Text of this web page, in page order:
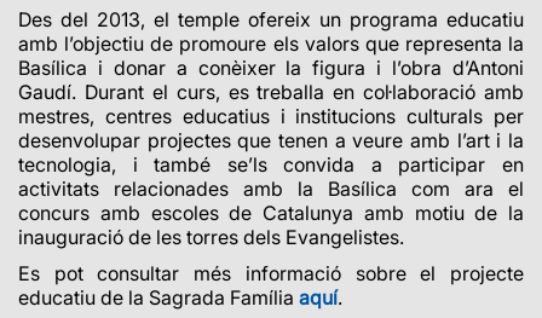
Des del 2013, el temple ofereix un programa educatiu
amb l’objectiu de promoure els valors que representa la
Basílica i donar a conèixer la figura i l’obra d’Antoni
Gaudí. Durant el curs, es treballa en col·laboració amb
mestres, centres educatius i institucions culturals per
desenvolupar projectes que tenen a veure amb l’art i la
tecnologia, i també se’ls convida a participar en
activitats relacionades amb la Basílica com ara el
concurs amb escoles de Catalunya amb motiu de la
inauguració de les torres dels Evangelistes.
Es pot consultar més informació sobre el projecte
educatiu de la Sagrada Família aquí.